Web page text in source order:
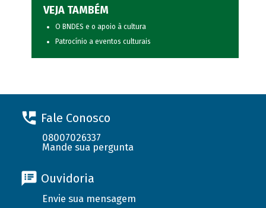
VEJA TAMBÉM
O BNDES e o apoio à cultura
Patrocínio a eventos culturais
Fale Conosco
08007026337
Mande sua pergunta
Ouvidoria
Envie sua mensagem